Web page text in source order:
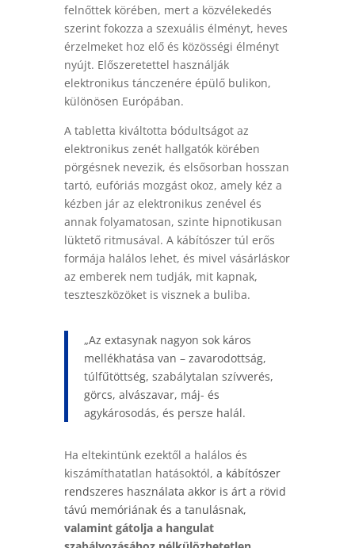
felnőttek körében, mert a közvélekedés
szerint fokozza a szexuális élményt, heves
érzelmeket hoz elő és közösségi élményt
nyújt. Előszeretettel használják
elektronikus tánczenére épülő bulikon,
különösen Európában.
A tabletta kiváltotta bódultságot az
elektronikus zenét hallgatók körében
pörgésnek nevezik, és elsősorban hosszan
tartó, eufóriás mozgást okoz, amely kéz a
kézben jár az elektronikus zenével és
annak folyamatosan, szinte hipnotikusan
lüktető ritmusával. A kábítószer túl erős
formája halálos lehet, és mivel vásárláskor
az emberek nem tudják, mit kapnak,
teszteszközöket is visznek a buliba.
„Az extasynak nagyon sok káros
mellékhatása van – zavarodottság,
túlfűtöttség, szabálytalan szívverés,
görcs, alvászavar, máj- és
agykárosodás, és persze halál.
Ha eltekintünk ezektől a halálos és
kiszámíthatatlan hatásoktól, a kábítószer
rendszeres használata akkor is árt a rövid
távú memóriának és a tanulásnak,
valamint gátolja a hangulat